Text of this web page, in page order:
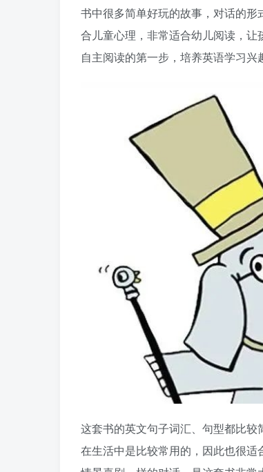
书中很多简单好玩的故事，对话的
合儿童心理，非常适合幼儿阅读，
自主阅读的第一步，培养英语学习兴
这套书的英文句子词汇、句型都比较
在生活中是比较常用的，因此也很适